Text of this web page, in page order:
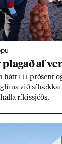
plag­að af
hátt í 11 pró­sent
við
rík­is­sjóðs.